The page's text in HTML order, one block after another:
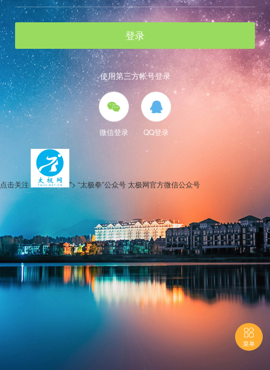
登录
使用第三方帐号登录

微信登录

QQ登录
点击关注 "> “太极拳”公众号太极网官方微信公众号

菜单